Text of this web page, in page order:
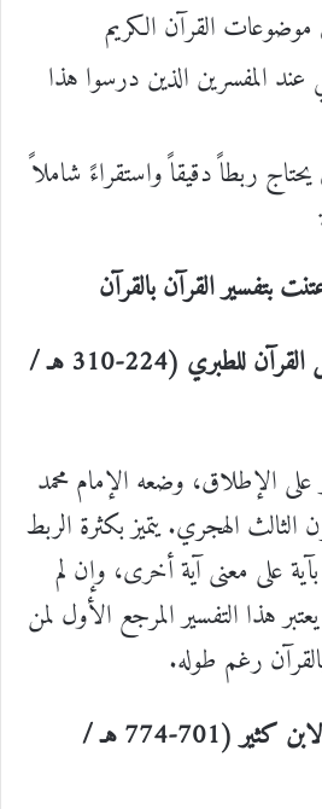
القرآن الكريم
عند المفسرين الذين درسوا هذا
يحتاج ربطاً دقيقاً واستقراءً شاملاً
بتفسير القرآن بالقرآن
1. جامع البيان في تأويل القرآن للطبري (224-310 هـ /
الإطلاق، وضعه الإمام محمد
الهجري. يتميز بكثرة الربط
على معنى آية أخرى، وإن لم
هذا التفسير المرجع الأول لمن
رغم طوله.
2. تفسير القرآن العظيم لابن كثير (701-774 هـ /